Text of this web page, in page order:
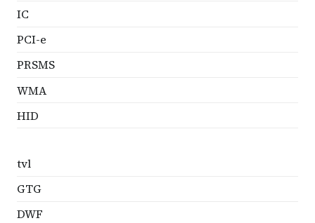
IC
PCI-e
PRSMS
WMA
HID
tvl
GTG
DWF